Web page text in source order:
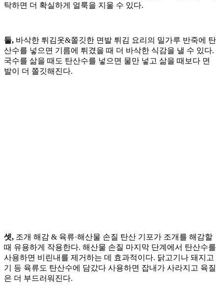
탁하면 더 확실하게 얼룩을 지울 수 있다.
둘, 바삭한 튀김옷&쫄깃한 면발 튀김 요리의 밀가루 반죽에 탄
산수를 넣으면 기름에 튀겼을 때 더 바삭한 식감을 낼 수 있다.
국수를 삶을 때도 탄산수를 넣으면 물만 넣고 삶을 때보다 면
발이 더 쫄깃해진다.
셋, 조개 해감 & 육류·해산물 손질 탄산 기포가 조개를 해감할
때 유용하게 작용한다. 해산물 손질 마지막 단계에서 탄산수를
사용하면 비린내를 제거하는 데 효과적이다. 닭고기나 돼지고
기 등 육류도 탄산수에 담갔다 사용하면 잡내가 사라지고 육질
은 더 부드러워진다.